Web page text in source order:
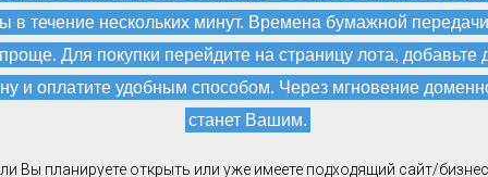
в течение нескольких минут. Времена бумажной
Для покупки перейдите на страницу лота, добавьте
и оплатите удобным способом. Через мгновение
станет Вашим.
Вы планируете открыть или уже имеете подходящий сайт/